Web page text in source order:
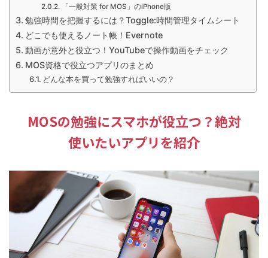
「一般対策 for MOS」のiPhone版
勉強時間を把握するには？Toggle:時間管理タイムシート
どこでも使えるノート帳！Evernote
動画が意外と役立つ！YouTubeで操作動画をチェック
MOS資格で役立つアプリのまとめ
どんな本を買って勉強すればいいの？
MOSの勉強にスマホが役立つ？絶対
使いたいアプリを紹介